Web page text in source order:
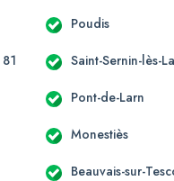
Poudis
Saint-Sernin-lès-
Pont-de-Larn
Monestiès
Beauvais-sur-